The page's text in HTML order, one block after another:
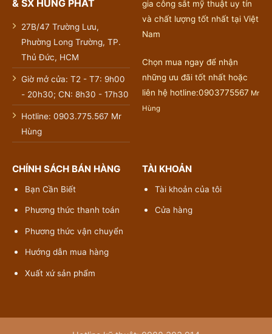
& SX HÙNG PHÁT
27B/47 Trường Lưu,
Phường Long Trường, TP.
Thủ Đức, HCM
Giờ mở cửa: T2 - T7: 9h00
- 20h30; CN: 8h30 - 17h30
Hotline: 0903.775.567 Mr
Hùng
gia công sắt mỹ thuật uy tín
và chất lượng tốt nhất tại Việt
Nam
Chọn mua ngay để nhận
những ưu đãi tốt nhất hoặc
liên hệ hotline:0903775567 Mr
Hùng
CHÍNH SÁCH BÁN HÀNG
Bạn Cần Biết
Phương thức thanh toán
Phương thức vận chuyển
Hướng dẫn mua hàng
Xuất xứ sản phẩm
TÀI KHOẢN
Tài khoản của tôi
Cửa hàng